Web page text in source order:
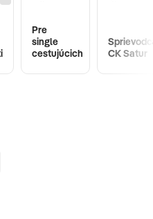
Pre
single
cestujúcich
CK Satur